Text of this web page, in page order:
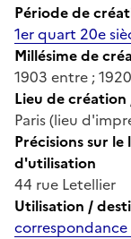
Période de
1er quart 20e
Millésime de
1903 entre ;
Lieu de
Paris (lieu
Précisions sur
d'utilisation
44 rue Letellier
Utilisation /
correspondance